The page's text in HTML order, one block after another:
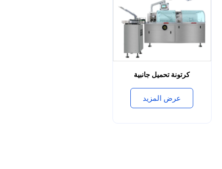
كرتونة تحميل جانبية
عرض المزيد